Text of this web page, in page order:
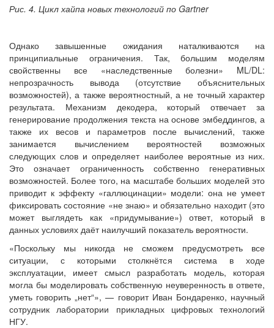
Рис. 4. Цикл хайпа новых технологий по Gartner
Однако завышенные ожидания наталкиваются на
принципиальные ограничения. Так, большим моделям
свойственны все «наследственные болезни» ML/DL:
непрозрачность вывода (отсутствие объяснительных
возможностей), а также вероятностный, а не точный характер
результата. Механизм декодера, который отвечает за
генерирование продолжения текста на основе эмбеддингов, а
также их весов и параметров после вычислений, также
занимается вычислением вероятностей возможных
следующих слов и определяет наиболее вероятные из них.
Это означает ограниченность собственно генеративных
возможностей. Более того, на масштабе больших моделей это
приводит к эффекту «галлюцинации» модели: она не умеет
фиксировать состояние «не знаю» и обязательно находит (это
может выглядеть как «придумывание») ответ, который в
данных условиях даёт наилучший показатель вероятности.
«Поскольку мы никогда не сможем предусмотреть все
ситуации, с которыми столкнётся система в ходе
эксплуатации, имеет смысл разработать модель, которая
могла бы моделировать собственную неуверенность в ответе,
уметь говорить „нет“», — говорит Иван Бондаренко, научный
сотрудник лаборатории прикладных цифровых технологий
НГУ.